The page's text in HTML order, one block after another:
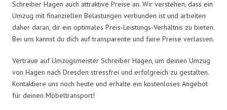
Schreiber Hagen auch attraktive Preise an. Wir verstehen, dass ein
Umzug mit finanziellen Belastungen verbunden ist und arbeiten
daher daran, dir ein optimales Preis-Leistungs-Verhältnis zu bieten.
Bei uns kannst du dich auf transparente und faire Preise verlassen.
Vertraue auf Umzugsmeister Schreiber Hagen, um deinen Umzug
von Hagen nach Dresden stressfrei und erfolgreich zu gestalten.
Kontaktiere uns noch heute und erhalte ein kostenloses Angebot
für deinen Möbeltransport!